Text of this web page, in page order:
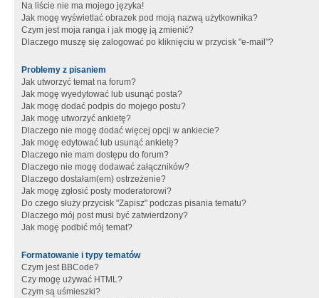
Na liście nie ma mojego języka!
Jak mogę wyświetlać obrazek pod moją nazwą użytkownika?
Czym jest moja ranga i jak mogę ją zmienić?
Dlaczego muszę się zalogować po kliknięciu w przycisk "e-mail"?
Problemy z pisaniem
Jak utworzyć temat na forum?
Jak mogę wyedytować lub usunąć posta?
Jak mogę dodać podpis do mojego postu?
Jak mogę utworzyć ankietę?
Dlaczego nie mogę dodać więcej opcji w ankiecie?
Jak mogę edytować lub usunąć ankietę?
Dlaczego nie mam dostępu do forum?
Dlaczego nie mogę dodawać załączników?
Dlaczego dostałam(em) ostrzeżenie?
Jak mogę zgłosić posty moderatorowi?
Do czego służy przycisk "Zapisz" podczas pisania tematu?
Dlaczego mój post musi być zatwierdzony?
Jak mogę podbić mój temat?
Formatowanie i typy tematów
Czym jest BBCode?
Czy mogę używać HTML?
Czym są uśmieszki?